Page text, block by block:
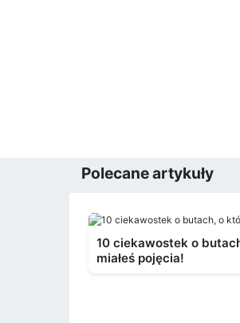
Polecane artykuły
10 ciekawostek o
miałeś pojęcia!